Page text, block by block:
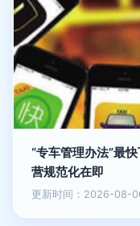
“专车管理办法”最
营规范化在即
更新时间：2026-08-